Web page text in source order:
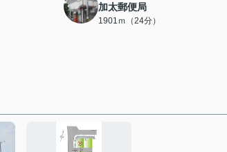
加太郵便局
1901ｍ（24分）